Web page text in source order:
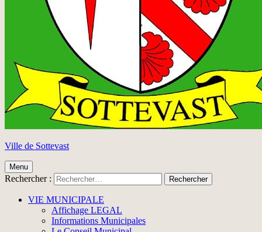
Ville de Sottevast
Menu
Rechercher :
VIE MUNICIPALE
Affichage LEGAL
Informations Municipales